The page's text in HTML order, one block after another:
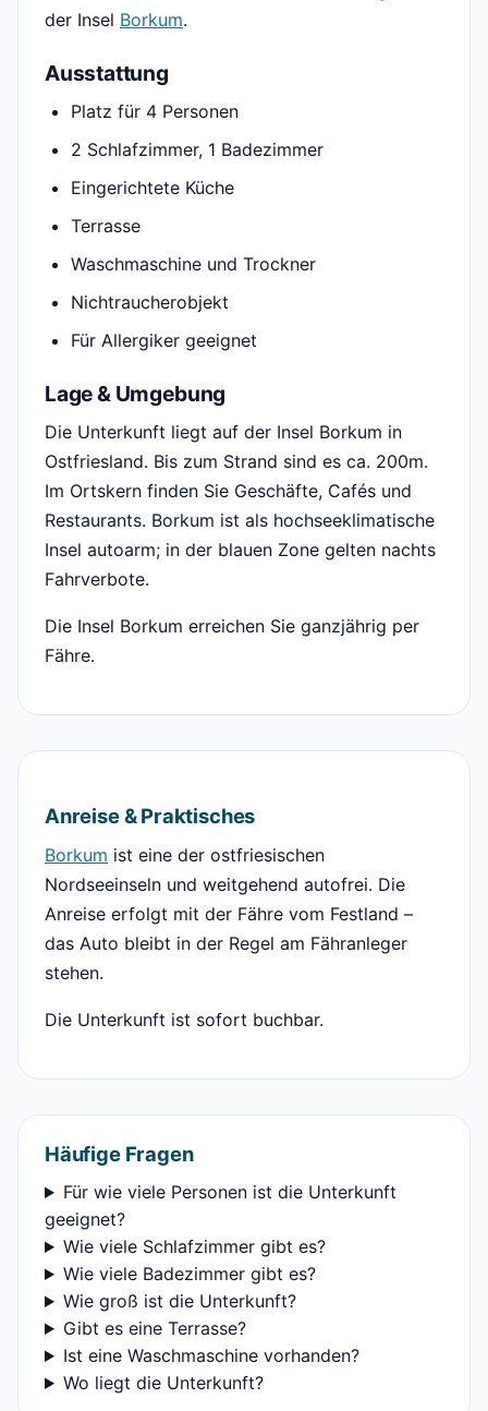
der Insel Borkum.
Ausstattung
Platz für 4 Personen
2 Schlafzimmer, 1 Badezimmer
Eingerichtete Küche
Terrasse
Waschmaschine und Trockner
Nichtraucherobjekt
Für Allergiker geeignet
Lage & Umgebung
Die Unterkunft liegt auf der Insel Borkum in
Ostfriesland. Bis zum Strand sind es ca. 200m.
Im Ortskern finden Sie Geschäfte, Cafés und
Restaurants. Borkum ist als hochseeklimatische
Insel autoarm; in der blauen Zone gelten nachts
Fahrverbote.
Die Insel Borkum erreichen Sie ganzjährig per
Fähre.
Anreise & Praktisches
Borkum ist eine der ostfriesischen
Nordseeinseln und weitgehend autofrei. Die
Anreise erfolgt mit der Fähre vom Festland –
das Auto bleibt in der Regel am Fähranleger
stehen.
Die Unterkunft ist sofort buchbar.
Häufige Fragen
Für wie viele Personen ist die Unterkunft
geeignet?
Wie viele Schlafzimmer gibt es?
Wie viele Badezimmer gibt es?
Wie groß ist die Unterkunft?
Gibt es eine Terrasse?
Ist eine Waschmaschine vorhanden?
Wo liegt die Unterkunft?